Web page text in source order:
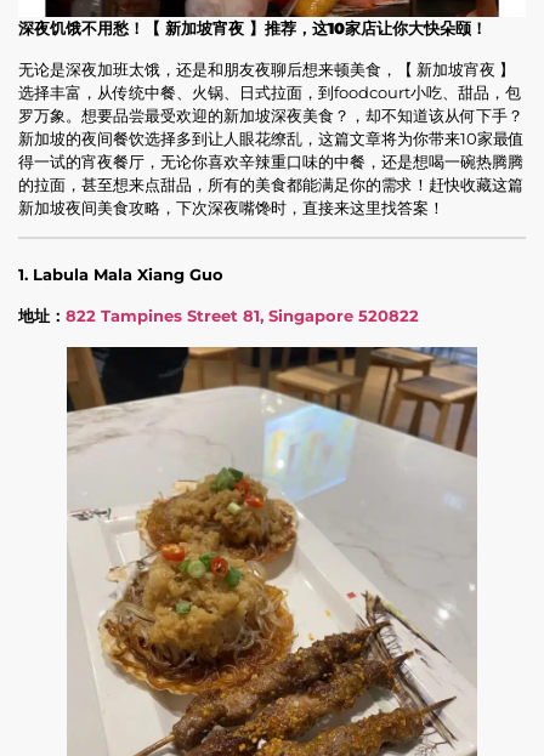
深夜饥饿不用愁！【 新加坡宵夜 】推荐，这10家店让你大快朵颐！
无论是深夜加班太饿，还是和朋友夜聊后想来顿美食，【 新加坡宵夜 】
选择丰富，从传统中餐、火锅、日式拉面，到foodcourt小吃、甜品，包
罗万象。想要品尝最受欢迎的新加坡深夜美食？，却不知道该从何下手？
新加坡的夜间餐饮选择多到让人眼花缭乱，这篇文章将为你带来10家最值
得一试的宵夜餐厅，无论你喜欢辛辣重口味的中餐，还是想喝一碗热腾腾
的拉面，甚至想来点甜品，所有的美食都能满足你的需求！赶快收藏这篇
新加坡夜间美食攻略，下次深夜嘴馋时，直接来这里找答案！
1. Labula Mala Xiang Guo
地址： 822 Tampines Street 81, Singapore 520822